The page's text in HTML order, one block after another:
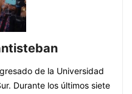
de la Universidad
Durante los últimos siete